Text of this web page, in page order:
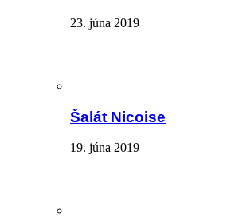
23. júna 2019
Šalát Nicoise
19. júna 2019